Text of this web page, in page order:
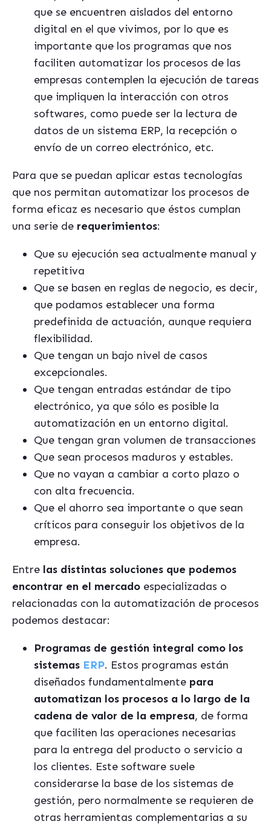
que se encuentren aislados del entorno
digital en el que vivimos, por lo que es
importante que los programas que nos
faciliten automatizar los procesos de las
empresas contemplen la ejecución de tareas
que impliquen la interacción con otros
softwares, como puede ser la lectura de
datos de un sistema ERP, la recepción o
envío de un correo electrónico, etc.
Para que se puedan aplicar estas tecnologías
que nos permitan automatizar los procesos de
forma eficaz es necesario que éstos cumplan
una serie de requerimientos:
Que su ejecución sea actualmente manual y
repetitiva
Que se basen en reglas de negocio, es decir,
que podamos establecer una forma
predefinida de actuación, aunque requiera
flexibilidad.
Que tengan un bajo nivel de casos
excepcionales.
Que tengan entradas estándar de tipo
electrónico, ya que sólo es posible la
automatización en un entorno digital.
Que tengan gran volumen de transacciones
Que sean procesos maduros y estables.
Que no vayan a cambiar a corto plazo o
con alta frecuencia.
Que el ahorro sea importante o que sean
críticos para conseguir los objetivos de la
empresa.
Entre las distintas soluciones que podemos
encontrar en el mercado especializadas o
relacionadas con la automatización de procesos
podemos destacar:
Programas de gestión integral como los
sistemas ERP. Estos programas están
diseñados fundamentalmente para
automatizan los procesos a lo largo de la
cadena de valor de la empresa, de forma
que faciliten las operaciones necesarias
para la entrega del producto o servicio a
los clientes. Este software suele
considerarse la base de los sistemas de
gestión, pero normalmente se requieren de
otras herramientas complementarias a su